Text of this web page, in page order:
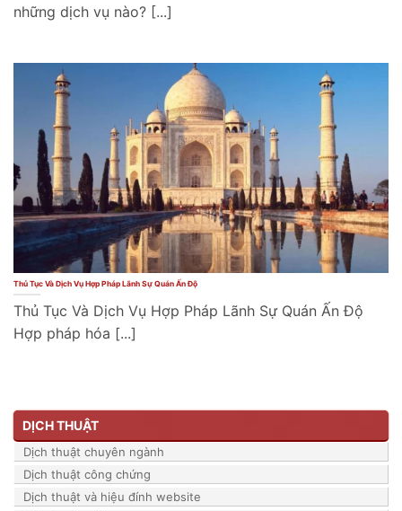
những dịch vụ nào? [...]
Thủ Tục Và Dịch Vụ Hợp Pháp Lãnh Sự Quán Ấn Độ
Thủ Tục Và Dịch Vụ Hợp Pháp Lãnh Sự Quán Ấn Độ
Hợp pháp hóa [...]
DỊCH THUẬT
Dịch thuật chuyên ngành
Dịch thuật công chứng
Dịch thuật và hiệu đính website